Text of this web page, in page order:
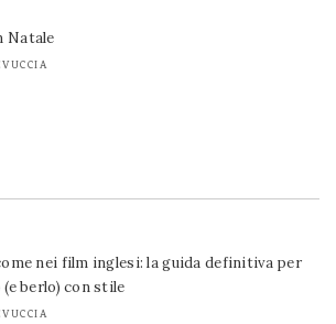
Natale
nei film inglesi: la guida definitiva per
berlo) con stile